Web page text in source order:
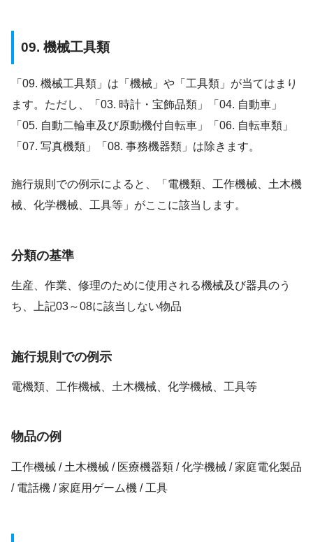
09. 機械工具類
「09. 機械工具類」は「機械」や「工具類」が当てはまり
ます。ただし、「03. 時計・宝飾品類」「04. 自動車」
「05. 自動二輪車及び原動機付自転車」「06. 自転車類」
「07. 写真機類」「08. 事務機器類」は除きます。
施行規則での例示によると、「電機類、工作機械、土木機
械、化学機械、工具等」がここに該当します。
分類の基準
生産、作業、修理のために使用される機械及び器具のう
ち、上記03～08に該当しない物品
施行規則での例示
電機類、工作機械、土木機械、化学機械、工具等
物品の例
工作機械 / 土木機械 / 医療機器類 / 化学機械 / 家庭電化製品
/ 電話機 / 家庭用ゲーム機 / 工具